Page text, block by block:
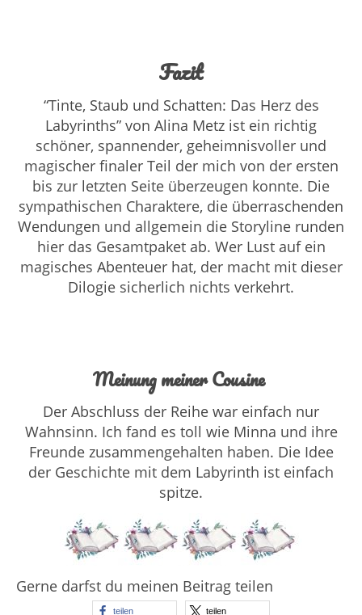
Fazit
“Tinte, Staub und Schatten: Das Herz des
Labyrinths” von Alina Metz ist ein richtig
schöner, spannender, geheimnisvoller und
magischer finaler Teil der mich von der ersten
bis zur letzten Seite überzeugen konnte. Die
sympathischen Charaktere, die überraschenden
Wendungen und allgemein die Storyline runden
hier das Gesamtpaket ab. Wer Lust auf ein
magisches Abenteuer hat, der macht mit dieser
Dilogie sicherlich nichts verkehrt.
Meinung meiner Cousine
Der Abschluss der Reihe war einfach nur
Wahnsinn. Ich fand es toll wie Minna und ihre
Freunde zusammengehalten haben. Die Idee
der Geschichte mit dem Labyrinth ist einfach
spitze.
Gerne darfst du meinen Beitrag teilen
teilen teilen